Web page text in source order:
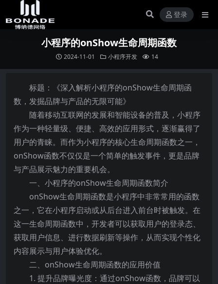
登录
小程序的onShow生命周期函数
2024-11-01 小程序开发 14
标题：《深入解析小程序的onShow生命周期函
数，发掘品牌与产品的无限可能》
随着移动互联网的发展和智能设备的普及，小程序
作为一种轻量级、便捷、高效的应用形式，逐渐赢得了
用户的青睐。而作为小程序的核心生命周期函数之一，
onShow函数不仅仅是一个简单的触发事件，更是品牌
与产品展示魅力的重要机会。
一、小程序的onShow生命周期函数简介
onShow生命周期函数是小程序中非常常用的函数
之一，它在小程序启动或从后台进入前台时被触发。在
这一生命周期函数中，开发者可以获取用户的登录态、
获取用户信息、进行数据刷新等操作，从而实现个性化
内容展示与用户体验优化。
二、onShow生命周期函数的应用价值
1. 提升品牌曝光度：通过onShow函数，品牌可以